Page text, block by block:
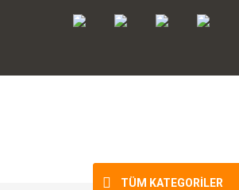
TÜM KATEGORİLER